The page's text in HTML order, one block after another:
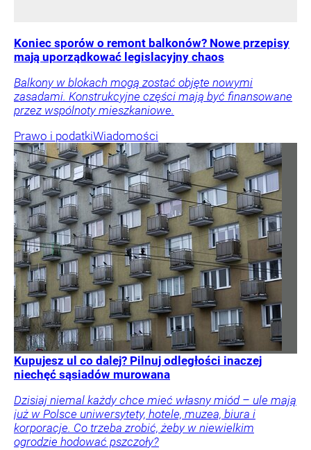
Koniec sporów o remont balkonów? Nowe przepisy
mają uporządkować legislacyjny chaos
Balkony w blokach mogą zostać objęte nowymi
zasadami. Konstrukcyjne części mają być finansowane
przez wspólnoty mieszkaniowe.
Prawo i podatkiWiadomości
Kupujesz ul co dalej? Pilnuj odległości inaczej
niechęć sąsiadów murowana
Dzisiaj niemal każdy chce mieć własny miód – ule mają
już w Polsce uniwersytety, hotele, muzea, biura i
korporacje. Co trzeba zrobić, żeby w niewielkim
ogrodzie hodować pszczoły?